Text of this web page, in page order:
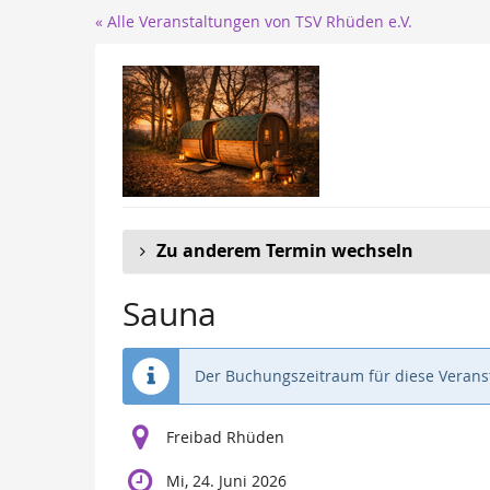
« Alle Veranstaltungen von TSV Rhüden e.V.
Zu anderem Termin wechseln
Sauna
Der Buchungszeitraum für diese
Freibad Rhüden
Mi, 24. Juni 2026